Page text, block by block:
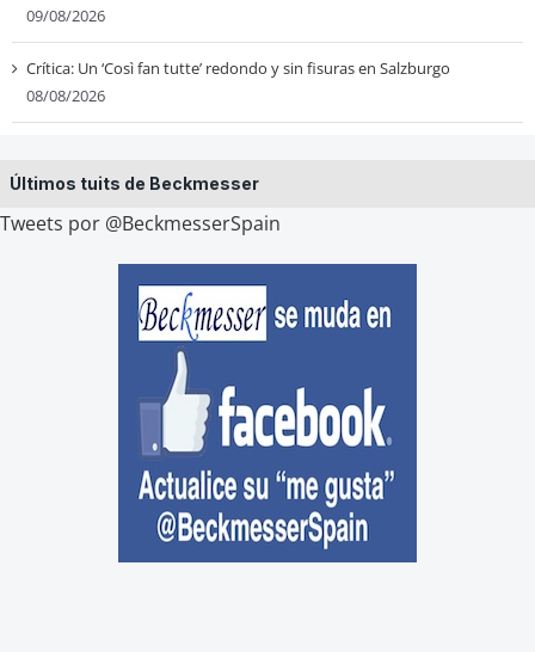
09/08/2026
Crítica: Un ‘Così fan tutte’ redondo y sin fisuras en Salzburgo
08/08/2026
Últimos tuits de Beckmesser
Tweets por @BeckmesserSpain